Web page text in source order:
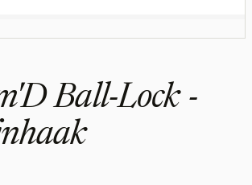
Ball-Lock -